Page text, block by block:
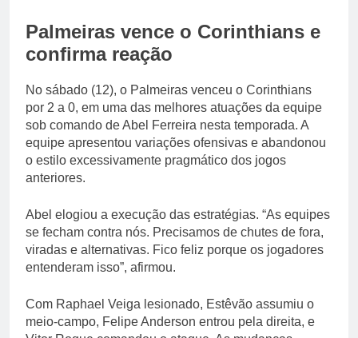
Palmeiras vence o Corinthians e
confirma reação
No sábado (12), o Palmeiras venceu o Corinthians
por 2 a 0, em uma das melhores atuações da equipe
sob comando de Abel Ferreira nesta temporada. A
equipe apresentou variações ofensivas e abandonou
o estilo excessivamente pragmático dos jogos
anteriores.
Abel elogiou a execução das estratégias. “As equipes
se fecham contra nós. Precisamos de chutes de fora,
viradas e alternativas. Fico feliz porque os jogadores
entenderam isso”, afirmou.
Com Raphael Veiga lesionado, Estêvão assumiu o
meio-campo, Felipe Anderson entrou pela direita, e